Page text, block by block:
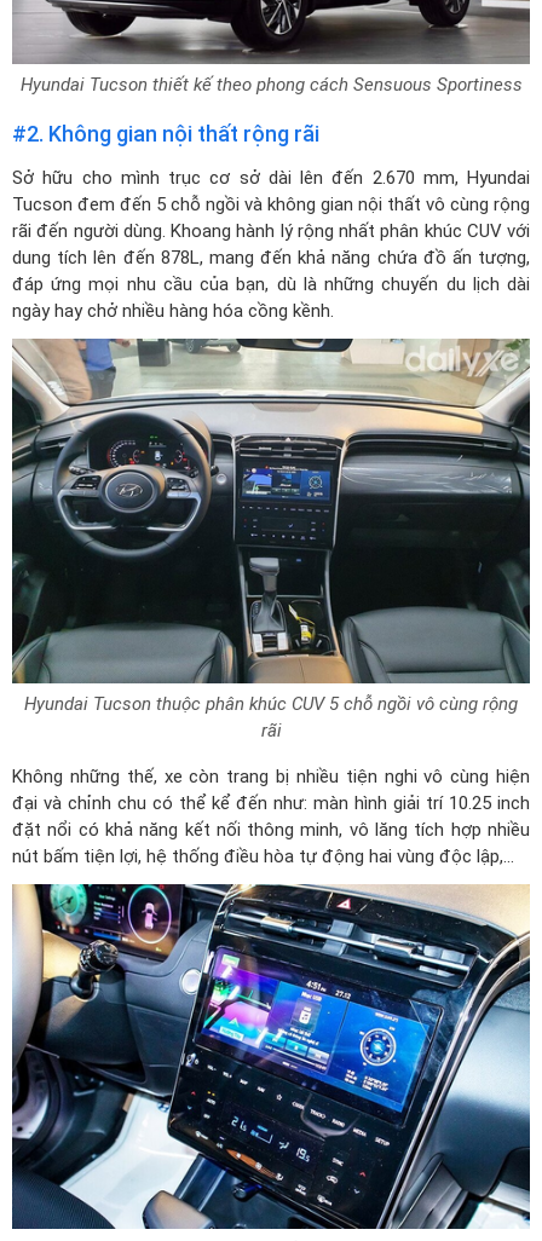
Hyundai Tucson thiết kế theo phong cách Sensuous Sportiness
#2. Không gian nội thất rộng rãi
Sở hữu cho mình trục cơ sở dài lên đến 2.670 mm, Hyundai
Tucson đem đến 5 chỗ ngồi và không gian nội thất vô cùng rộng
rãi đến người dùng. Khoang hành lý rộng nhất phân khúc CUV với
dung tích lên đến 878L, mang đến khả năng chứa đồ ấn tượng,
đáp ứng mọi nhu cầu của bạn, dù là những chuyến du lịch dài
ngày hay chở nhiều hàng hóa cồng kềnh.
Hyundai Tucson thuộc phân khúc CUV 5 chỗ ngồi vô cùng rộng
rãi
Không những thế, xe còn trang bị nhiều tiện nghi vô cùng hiện
đại và chỉnh chu có thể kể đến như: màn hình giải trí 10.25 inch
đặt nổi có khả năng kết nối thông minh, vô lăng tích hợp nhiều
nút bấm tiện lợi, hệ thống điều hòa tự động hai vùng độc lập,...